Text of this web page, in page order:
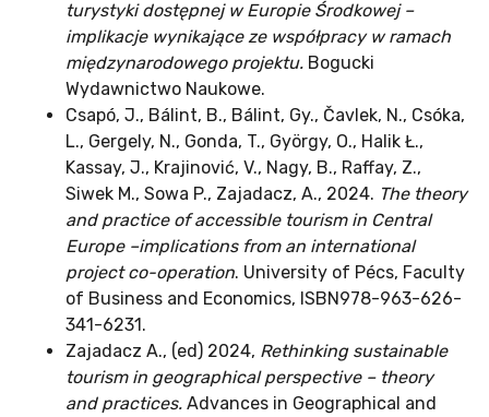
turystyki dostępnej w Europie Środkowej –
implikacje wynikające ze współpracy w ramach
międzynarodowego projektu. Bogucki
Wydawnictwo Naukowe.
Csapó, J., Bálint, B., Bálint, Gy., Čavlek, N., Csóka,
L., Gergely, N., Gonda, T., György, O., Halik Ł.,
Kassay, J., Krajinović, V., Nagy, B., Raffay, Z.,
Siwek M., Sowa P., Zajadacz, A., 2024. The theory
and practice of accessible tourism in Central
Europe –implications from an international
project co-operation. University of Pécs, Faculty
of Business and Economics, ISBN978-963-626-
341-6231.
Zajadacz A., (ed) 2024, Rethinking sustainable
tourism in geographical perspective – theory
and practices. Advances in Geographical and